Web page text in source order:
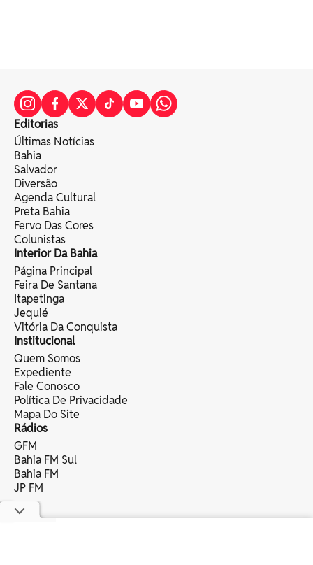
Editorias
Últimas Notícias
Bahia
Salvador
Diversão
Agenda Cultural
Preta Bahia
Fervo Das Cores
Colunistas
Interior Da Bahia
Página Principal
Feira De Santana
Itapetinga
Jequié
Vitória Da Conquista
Institucional
Quem Somos
Expediente
Fale Conosco
Política De Privacidade
Mapa Do Site
Rádios
GFM
Bahia FM Sul
Bahia FM
JP FM